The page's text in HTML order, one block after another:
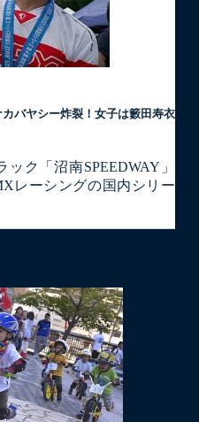
バヤシー炸裂！女子は籔田寿衣
ク「沼南SPEEDWAY」
レーシングの国内シリー